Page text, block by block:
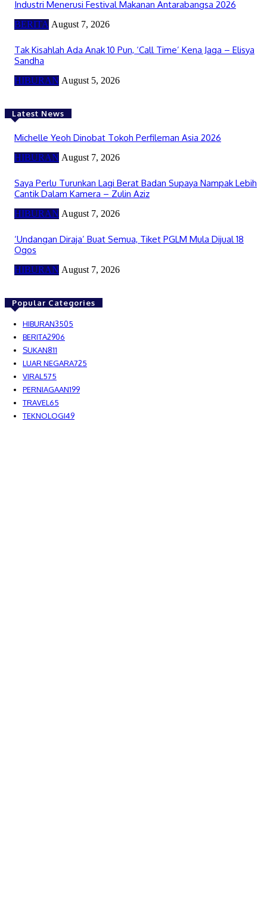
Industri Menerusi Festival Makanan Antarabangsa 2026
BERITA August 7, 2026
Tak Kisahlah Ada Anak 10 Pun, ‘Call Time’ Kena Jaga – Elisya
Sandha
HIBURAN August 5, 2026
Latest News
Michelle Yeoh Dinobat Tokoh Perfileman Asia 2026
HIBURAN August 7, 2026
Saya Perlu Turunkan Lagi Berat Badan Supaya Nampak Lebih
Cantik Dalam Kamera – Zulin Aziz
HIBURAN August 7, 2026
‘Undangan Diraja’ Buat Semua, Tiket PGLM Mula Dijual 18
Ogos
HIBURAN August 7, 2026
Popular Categories
HIBURAN3505
BERITA2906
SUKAN811
LUAR NEGARA725
VIRAL575
PERNIAGAAN199
TRAVEL65
TEKNOLOGI49